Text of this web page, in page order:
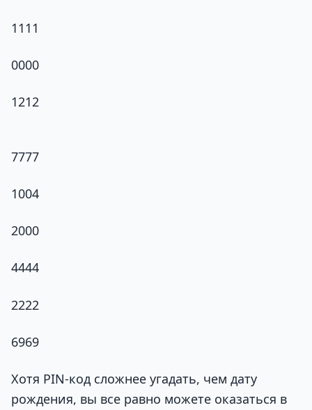
1111
0000
1212
7777
1004
2000
4444
2222
6969
Хотя PIN-код сложнее угадать, чем дату
рождения, вы все равно можете оказаться в